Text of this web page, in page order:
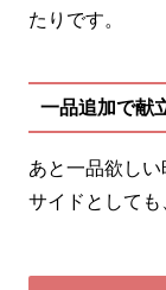
たりです。
一品追加で献
あと一品欲し
サイドとしても